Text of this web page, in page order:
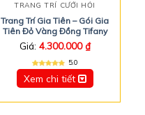
TRANG TRÍ CƯỚI HỎI
Trang Trí Gia Tiên – Gói Gia
Tiên Đỏ Vàng Đồng Tifany
Giá: 4.300.000₫
5.0
Xem chi tiết